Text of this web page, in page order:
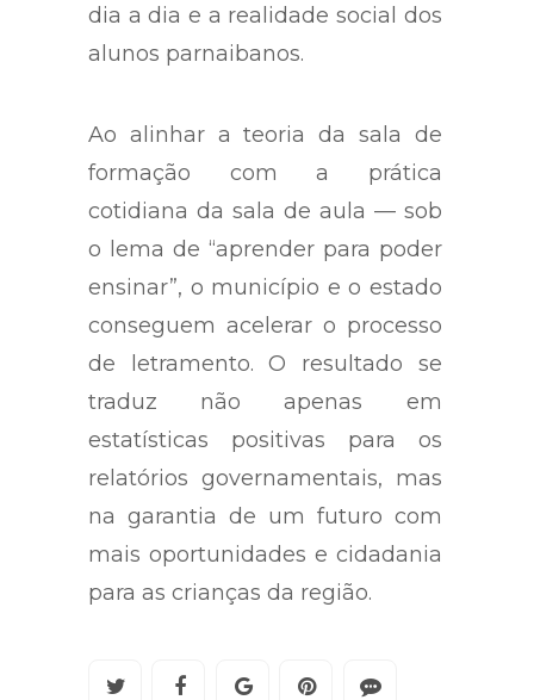
dia a dia e a realidade social dos
alunos parnaibanos.
Ao alinhar a teoria da sala de
formação com a prática
cotidiana da sala de aula — sob
o lema de “aprender para poder
ensinar”, o município e o estado
conseguem acelerar o processo
de letramento. O resultado se
traduz não apenas em
estatísticas positivas para os
relatórios governamentais, mas
na garantia de um futuro com
mais oportunidades e cidadania
para as crianças da região.